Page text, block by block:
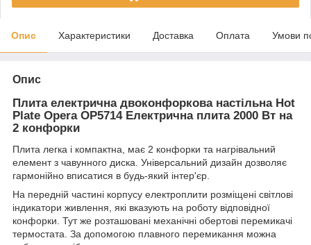
Опис Характеристики Доставка Оплата Умови
Опис
Плита електрична двоконфоркова настільна Hot
Plate Opera OP5714 Електрична плита 2000 Вт на
2 конфорки
Плита легка і компактна, має 2 конфорки та нагрівальний
елемент з чавунного диска. Універсальний дизайн дозволяє
гармонійно вписатися в будь-який інтер'єр.
На передній частині корпусу електроплити розміщені світлові
індикатори живлення, які вказують на роботу відповідної
конфорки. Тут же розташовані механічні обертові перемикачі
термостата. За допомогою плавного перемикання можна